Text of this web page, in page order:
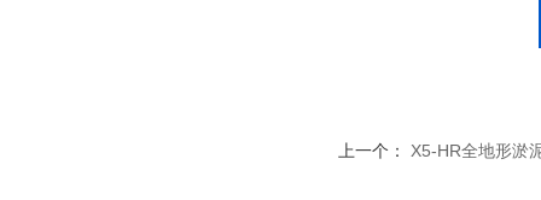
上一个： X5-HR全地形淤